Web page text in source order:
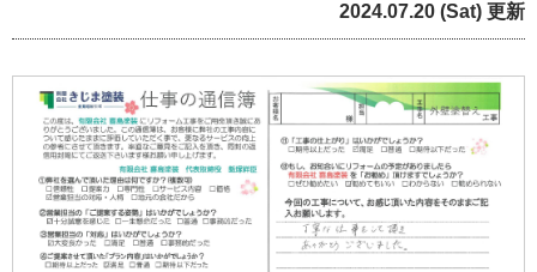
2024.07.20 (Sat) 更新